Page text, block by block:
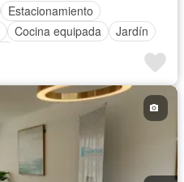
Estacionamiento
Cocina equipada
Jardín